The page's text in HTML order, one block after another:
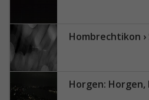
Hombrechtikon ›
Horgen: Horgen,